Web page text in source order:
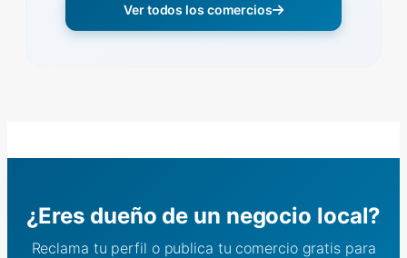
Ver todos los comercios
¿Eres dueño de un negocio local?
Reclama tu perfil o publica tu comercio gratis para